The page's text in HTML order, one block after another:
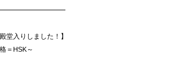
りしました！】
＝HSK～